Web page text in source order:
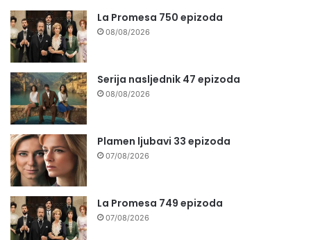
La Promesa 750 epizoda
08/08/2026
Serija nasljednik 47 epizoda
08/08/2026
Plamen ljubavi 33 epizoda
07/08/2026
La Promesa 749 epizoda
07/08/2026